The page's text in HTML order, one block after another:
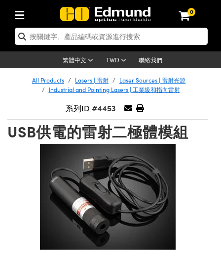
0
繁體中文 TWD 聯絡我們
| 光學產品
| 反射鏡
| 光學濾光片
Optics | 偏振光學元件
| 繞射光柵
Components | SCHOTT 光
Optics | 雷射光學
| 雷射透鏡
| 雷射濾光片
| 超快光學
Assemblies | 雷射光學元件組
Shaping | 雷射光束整形
| 光機組件
System | 光學籠式系統
| 臺式系統
and Breadboards | 光學平臺
| 電動平臺
and Slides | 平臺和滑塊
| 顯微鏡
| Mitutoyo 物鏡
| Nikon 物鏡
| ZEISS 物鏡
Objectives
Objectives | 有限共軛物鏡
Objectives
| 雷射
and Electronics | 雷射
| 雷射用光機模組
| 雷射配件
| 實驗室和生產線
Lenses | 成像鏡頭
Lenses | 定焦鏡頭
| 遠心鏡頭
Magnification Lenses
Lenses for Harsh Environments
and Advanced
| 影視製作和高級攝影
Accessories | 成像鏡頭配件
| 相機
Cameras | Gigabit乙太網相
Cameras | Teledyne Dalsa
Microscopy Cameras
Cameras | Allied Vision 相機
| Basler 相機
Labs Cameras™ | Lucid Vision
and Illumination | 照明
Lighting | 機器視覺光源
Lighting |顯微鏡照明
| 雷射光源
Sources | 其他光源
Targets | 測試板
Targets | 解析度測試板
Targets | 畸變測試版
Level Test Targets | 色卡測試板
and Detection | 測試與監測
| 光學度量
Solutions | 機器視覺方案
and Electronics | 雷射
品
and Roughness Standards | 表
and Production | 實驗室和生產
| 清潔用品
Handling Tools | 零件夾持用品
| 光學膠
Products | Acktar 黑色吸
| 暗室器材
Accessories | UV固化設備
應用選購
| 光譜儀
Imaging
By Brand
Products | 新品專區
| 清倉品
| 清倉光學產品
| 清倉顯微鏡
Lenses | 清倉成像鏡頭
| 清倉相機
| 清倉照明
and Detection
Products | 重新認證產
| 重新認證光學產品
| 重新認證光機
| 重新認證雷射
| 重新認證顯微鏡
Lenses | 重新認證成像鏡
| 重新認證相機
| 重新認證照明
All Products Lasers | 雷射
Laser Sources | 雷射光源
Industrial and Pointing Lasers | 工業級和指向雷射
系列ID #4453
USB供電的雷射二極體模組